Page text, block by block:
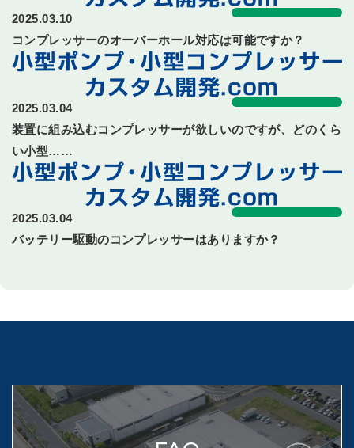
2025.03.10
コンプレッサーのオーバーホール対応は可能ですか？
2025.03.04
装置に組み込むコンプレッサーが欲しいのですが、どのくら
い小型……
2025.03.04
バッテリー駆動のコンプレッサーはありますか？